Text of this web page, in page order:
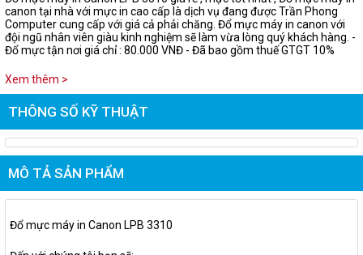
canon tại nhà với mực in cao cấp là dịch vụ đang được Trần Phong
Computer cung cấp với giá cả phải chăng. Đổ mực máy in canon với
đội ngũ nhân viên giàu kinh nghiệm sẽ làm vừa lòng quý khách hàng. -
Đổ mực tận nơi giá chỉ : 80.000 VNĐ - Đã bao gồm thuế GTGT 10%
Xem thêm >
THÔNG SỐ KỸ THUẬT
MÔ TẢ SẢN PHẨM
Đổ mực máy in Canon LPB 3310